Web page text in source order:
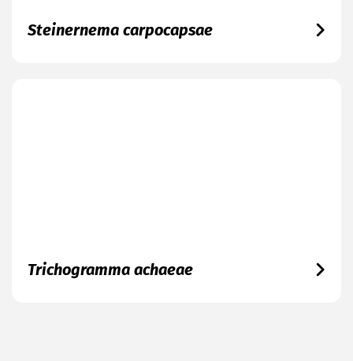
Steinernema carpocapsae
Trichogramma achaeae